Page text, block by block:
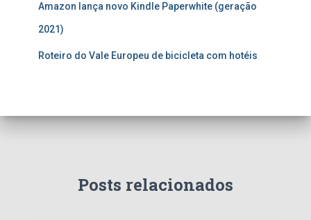
Amazon lança novo Kindle Paperwhite (geração
2021)
Roteiro do Vale Europeu de bicicleta com hotéis
Posts relacionados